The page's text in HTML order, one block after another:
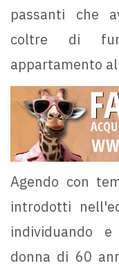
passanti che
coltre di
appartamento
Agendo con
introdotti
individuando
donna di 60